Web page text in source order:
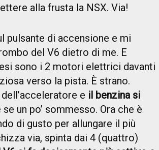
alla frusta la NSX. Via!
pulsante di accensione e mi
del V6 dietro di me. E
sono i 2 motori elettrici davanti
verso la pista. È strano.
e il benzina si
un po’ sommesso. Ora che è
di gusto per allungare il più
via, spinta dai 4 (quattro)